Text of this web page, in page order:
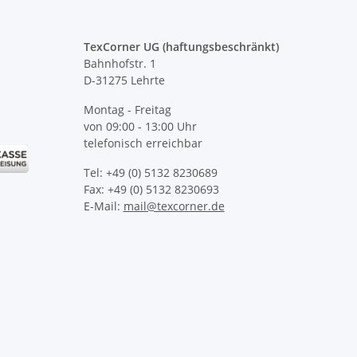
TexCorner UG (haftungsbeschränkt)
Bahnhofstr. 1
D-31275 Lehrte
Montag - Freitag
von 09:00 - 13:00 Uhr
telefonisch erreichbar
Tel: +49 (0) 5132 8230689
Fax: +49 (0) 5132 8230693
E-Mail: mail@texcorner.de